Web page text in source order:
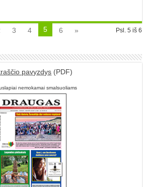
Psl. 5 iš 6
3 4 5 6 »
pavyzdys (PDF)
nemokamai smalsuoliams